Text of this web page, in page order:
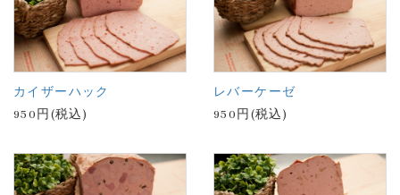
カイザーハック
950円(税込)
レバーケーゼ
950円(税込)